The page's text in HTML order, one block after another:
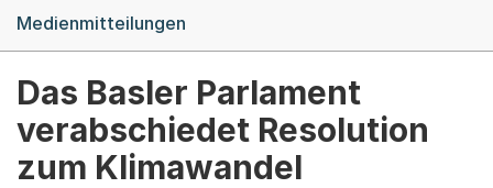
Medienmitteilungen
Das Basler Parlament
verabschiedet Resolution
zum Klimawandel